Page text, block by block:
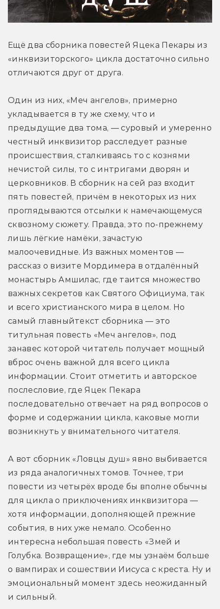
Ещё два сборника повестей Яцека Пекары из
«инквизиторского» цикла достаточно сильно
отличаются друг от друга.
Один из них, «Меч ангелов», примерно
укладывается в ту же схему, что и
предыдущие два тома, — суровый и умеренно
честный инквизитор расследует разные
происшествия, сталкиваясь то с кознями
нечистой силы, то с интригами дворян и
церковников. В сборник на сей раз входит
пять повестей, причём в некоторых из них
проглядываются отсылки к намечающемуся
сквозному сюжету. Правда, это по-прежнему
лишь лёгкие намёки, зачастую
малоочевидные. Из важных моментов —
рассказ о визите Мордимера в отдалённый
монастырь Амшилас, где таится множество
важных секретов как Святого Официума, так
и всего христианского мира в целом. Но
самый главныйтекст сборника — это
титульная повесть «Меч ангелов», под
занавес которой читатель получает мощный
вброс очень важной для всего цикла
информации. Стоит отметить и авторское
послесловие, где Яцек Пекара
последовательно отвечает на ряд вопросов о
форме и содержании цикла, каковые могли
возникнуть у внимательного читателя.
А вот сборник «Ловцы душ» явно выбивается
из ряда аналогичных томов. Точнее, три
повести из четырёх вроде бы вполне обычны
для цикла о приключениях инквизитора —
хотя информации, дополняющей прежние
события, в них уже немало. Особенно
интересна небольшая повесть «Змей и
Голубка. Возвращение», где мы узнаём больше
о вампирах и сошествии Иисуса с креста. Ну и
эмоциональный момент здесь неожиданный
и сильный.